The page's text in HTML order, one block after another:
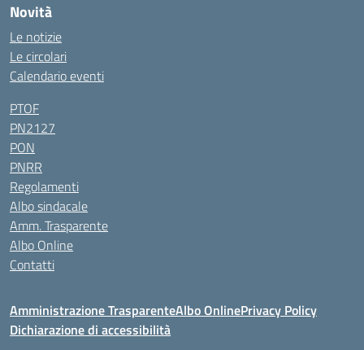
Novità
Le notizie
Le circolari
Calendario eventi
PTOF
PN2127
PON
PNRR
Regolamenti
Albo sindacale
Amm. Trasparente
Albo Online
Contatti
Amministrazione TrasparenteAlbo OnlinePrivacy Policy
Dichiarazione di accessibilità